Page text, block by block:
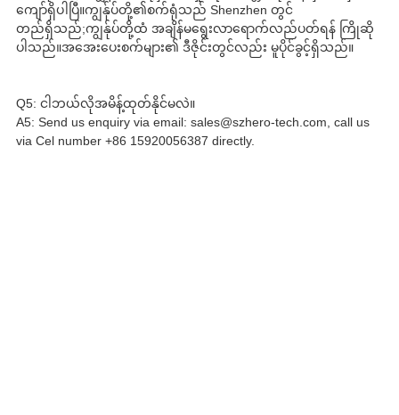
ကျော်ရှိပါပြီ။ကျွန်ုပ်တို့၏စက်ရုံသည် Shenzhen တွင်
တည်ရှိသည်;ကျွန်ုပ်တို့ထံ အချိန်မရွေးလာရောက်လည်ပတ်ရန် ကြိုဆို
ပါသည်။အအေးပေးစက်များ၏ ဒီဇိုင်းတွင်လည်း မူပိုင်ခွင့်ရှိသည်။
Q5: ငါဘယ်လိုအမိန့်ထုတ်နိုင်မလဲ။
A5: Send us enquiry via email: sales@szhero-tech.com, call us
via Cel number +86 15920056387 directly.